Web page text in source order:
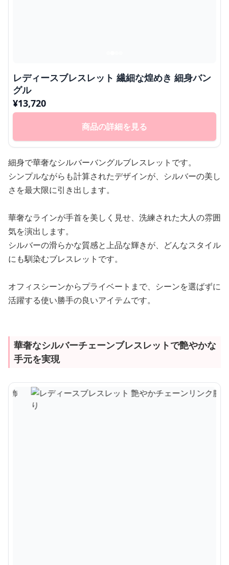
レディースブレスレット 繊細な煌めき 細身バン
グル
¥13,720
商品の詳細を見る
細身で華奢なシルバーバングルブレスレットです。
シンプルながらも計算されたデザインが、シルバーの美し
さを最大限に引き出します。
華奢なラインが手首を美しく見せ、洗練された大人の雰囲
気を演出します。
シルバーの滑らかな質感と上品な輝きが、どんなスタイル
にも馴染むブレスレットです。
オフィスシーンからプライベートまで、シーンを選ばずに
活躍する使い勝手の良いアイテムです。
華奢なシルバーチェーンブレスレットで艶やかな
手元を実現